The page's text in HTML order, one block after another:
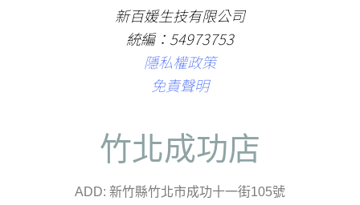
新百媛生技有限公司
統編：54973753
隱私權政策
免責聲明
竹北成功店
ADD: 新竹縣竹北市成功十一街105號